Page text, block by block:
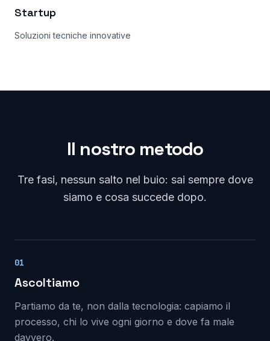
Startup
Soluzioni tecniche innovative
Il nostro metodo
Tre fasi, nessun salto nel buio: sai sempre dove
siamo e cosa succede dopo.
01
Ascoltiamo
Partiamo da te, non dalla tecnologia: capiamo il
processo, chi lo vive ogni giorno e dove fa male
davvero.